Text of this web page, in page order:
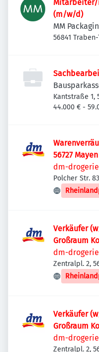
(m/w/d)
MM
56841
Kantstraße 1,
44.000 € -
56727 Mayen
dm-drogerie
Polcher Str.
Verkäufer
Großraum
dm-drogerie
Zentralpl. 2,
Verkäufer
Großraum
dm-drogerie
Zentralpl. 2,